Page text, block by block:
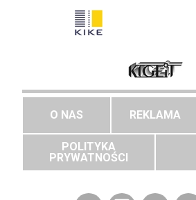
O NAS REKLAMA
POLITYKA
PRYWATNOŚCI